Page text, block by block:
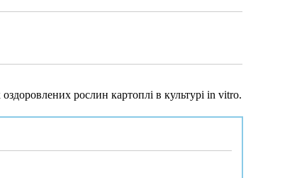
рослин картоплі в культурі in vitro.